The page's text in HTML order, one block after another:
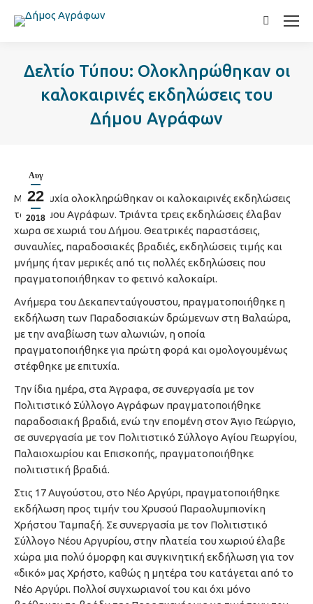
Search:
Δελτίο Τύπου: Ολοκληρώθηκαν οι
καλοκαιρινές εκδηλώσεις του
Δήμου Αγράφων
Αυγ
22
2018
Με επιτυχία ολοκληρώθηκαν οι καλοκαιρινές εκδηλώσεις
του Δήμου Αγράφων. Τριάντα τρεις εκδηλώσεις έλαβαν
χώρα σε χωριά του Δήμου. Θεατρικές παραστάσεις,
συναυλίες, παραδοσιακές βραδιές, εκδηλώσεις τιμής και
μνήμης ήταν μερικές από τις πολλές εκδηλώσεις που
πραγματοποιήθηκαν το φετινό καλοκαίρι.
Ανήμερα του Δεκαπενταύγουστου, πραγματοποιήθηκε η
εκδήλωση των Παραδοσιακών δρώμενων στη Βαλαώρα,
με την αναβίωση των αλωνιών, η οποία
πραγματοποιήθηκε για πρώτη φορά και ομολογουμένως
στέφθηκε με επιτυχία.
Την ίδια ημέρα, στα Άγραφα, σε συνεργασία με τον
Πολιτιστικό Σύλλογο Αγράφων πραγματοποιήθηκε
παραδοσιακή βραδιά, ενώ την επομένη στον Άγιο Γεώργιο,
σε συνεργασία με τον Πολιτιστικό Σύλλογο Αγίου Γεωργίου,
Παλαιοχωρίου και Επισκοπής, πραγματοποιήθηκε
πολιτιστική βραδιά.
Στις 17 Αυγούστου, στο Νέο Αργύρι, πραγματοποιήθηκε
εκδήλωση προς τιμήν του Χρυσού Παραολυμπιονίκη
Χρήστου Ταμπαξή. Σε συνεργασία με τον Πολιτιστικό
Σύλλογο Νέου Αργυρίου, στην πλατεία του χωριού έλαβε
χώρα μια πολύ όμορφη και συγκινητική εκδήλωση για τον
«δικό» μας Χρήστο, καθώς η μητέρα του κατάγεται από το
Νέο Αργύρι. Πολλοί συγχωριανοί του και όχι μόνο